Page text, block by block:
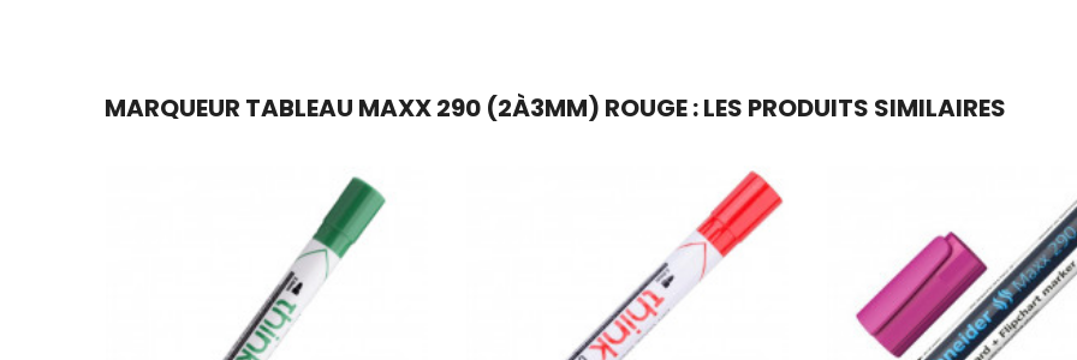
MARQUEUR TABLEAU MAXX 290 (2À3MM) ROUGE : LES PRODUITS SIMILAIRES